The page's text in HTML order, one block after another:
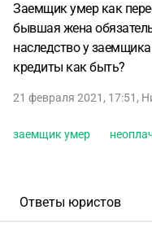
Заемщик умер как
бывшая жена
наследство у
кредиты как быть?
21 февраля 2021, 17:51 ,
заемщик умер
Ответы юристов